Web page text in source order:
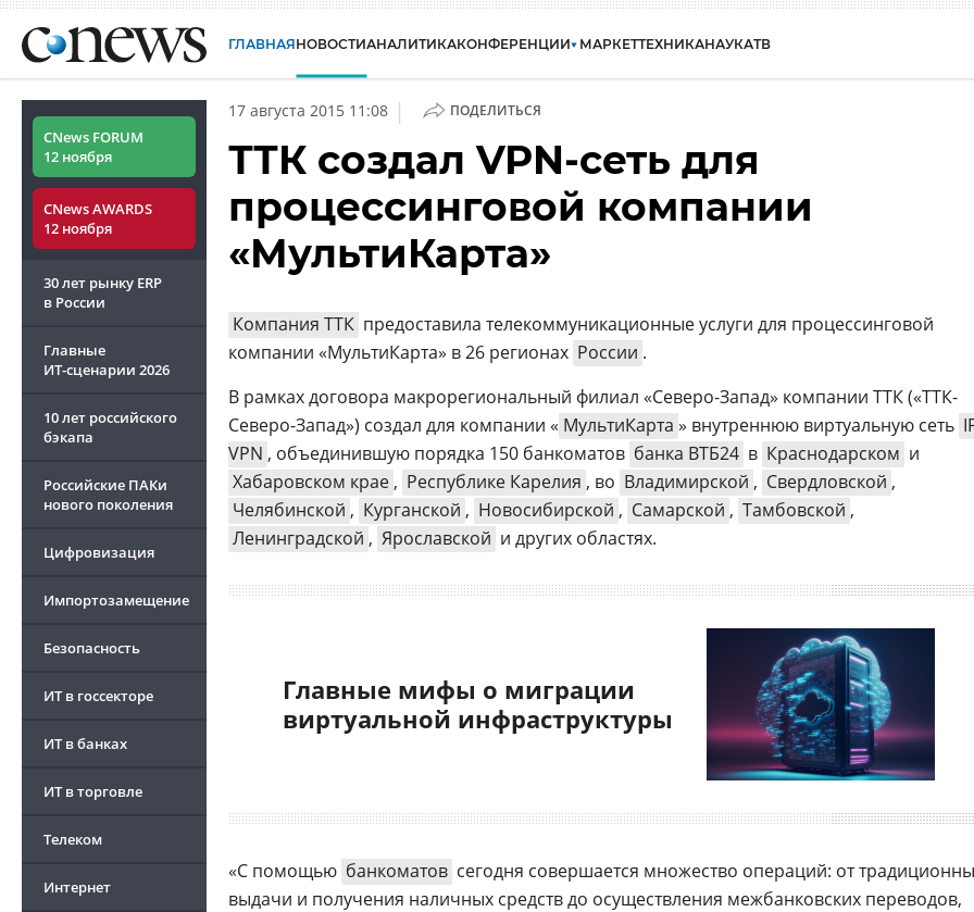
ГЛАВНАЯНОВОСТИАНАЛИТИКАКОНФЕРЕНЦИИ МАРКЕТТЕХНИКАНАУКАТВ
CNews FORUM
12 ноября
CNews AWARDS
12 ноября
30 лет рынку ERP
в России
Главные
ИТ-сценарии 2026
10 лет российского
бэкапа
Российские ПАКи
нового поколения
Цифровизация
Импортозамещение
Безопасность
ИТ в госсекторе
ИТ в банках
ИТ в торговле
Телеком
Интернет
17 августа 2015 11:08 | ПОДЕЛИТЬСЯ
ТТК создал VPN-сеть для
процессинговой компании
«МультиКарта»
Компания ТТК предоставила телекоммуникационные услуги для процессинговой
компании «МультиКарта» в 26 регионах России .
В рамках договора макрорегиональный филиал «Северо-Запад» компании ТТК («ТТК-
Северо-Запад») создал для компании « МультиКарта » внутреннюю виртуальную сеть
VPN , объединившую порядка 150 банкоматов банка ВТБ24 в Краснодарском и
Хабаровском крае , Республике Карелия , во Владимирской , Свердловской ,
Челябинской , Курганской , Новосибирской , Самарской , Тамбовской ,
Ленинградской , Ярославской и других областях.
Главные мифы о миграции
виртуальной инфраструктуры
«С помощью банкоматов сегодня совершается множество операций: от
выдачи и получения наличных средств до осуществления межбанковских переводов,